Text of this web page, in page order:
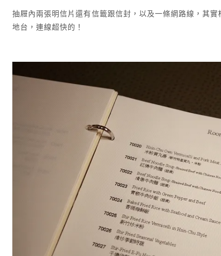
抽屜內兩張明信片還有信籤跟信封，以及一條網路線，其
地台，連線超快的！